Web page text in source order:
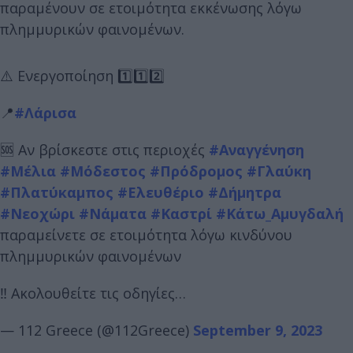
παραμένουν σε ετοιμότητα εκκένωσης λόγω
πλημμυρικών φαινομένων.
⚠️ Ενεργοποίηση 1️⃣1️⃣2️⃣
📍#Λάρισα
🆘 Αν βρίσκεστε στις περιοχές #Αναγγένηση
#Μέλια #Μόδεστος #Πρόδρομος #Γλαύκη
#Πλατύκαμπος #Ελευθέριο #Δήμητρα
#Νεοχώρι #Νάματα #Καστρί #Κάτω_Αμυγδαλή
παραμείνετε σε ετοιμότητα λόγω κινδύνου
πλημμυρικών φαινομένων
‼️ Ακολουθείτε τις οδηγίες…
— 112 Greece (@112Greece) September 9, 2023